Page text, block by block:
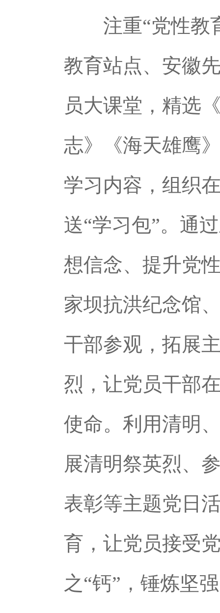
注重“党性教
教育站点、安徽
员大课堂，精选
志》《海天雄鹰
学习内容，组织
送“学习包”。通
想信念、提升党
家坝抗洪纪念馆
干部参观，拓展
烈，让党员干部
使命。利用清明
展清明祭英烈、
表彰等主题党日
育，让党员接受
之“钙”，锤炼坚